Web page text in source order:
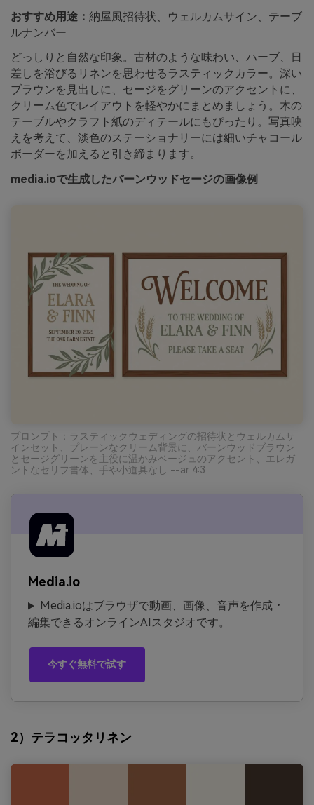
おすすめ用途： 納屋風招待状、ウェルカムサイン、テーブ
ルナンバー
どっしりと自然な印象。古材のような味わい、ハーブ、日
差しを浴びるリネンを思わせるラスティックカラー。深い
ブラウンを見出しに、セージをグリーンのアクセントに、
クリーム色でレイアウトを軽やかにまとめましょう。木の
テーブルやクラフト紙のディテールにもぴったり。写真映
えを考えて、淡色のステーショナリーには細いチャコール
ボーダーを加えると引き締まります。
media.ioで生成したバーンウッドセージの画像例
プロンプト：ラスティックウェディングの招待状とウェルカムサ
インセット、プレーンなクリーム背景に、バーンウッドブラウン
とセージグリーンを主役に温かみベージュのアクセント、エレガ
ントなセリフ書体、手や小道具なし --ar 4:3
Media.io
Media.ioはブラウザで動画、画像、音声を作成・
編集できるオンラインAIスタジオです。
今すぐ無料で試す
2）テラコッタリネン